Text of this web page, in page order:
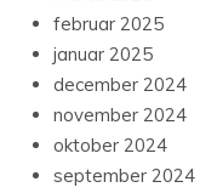
februar 2025
januar 2025
december 2024
november 2024
oktober 2024
september 2024